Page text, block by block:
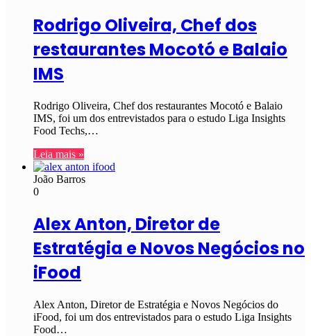
Rodrigo Oliveira, Chef dos
restaurantes Mocotó e Balaio
IMS
Rodrigo Oliveira, Chef dos restaurantes Mocotó e Balaio
IMS, foi um dos entrevistados para o estudo Liga Insights
Food Techs,…
Leia mais »
João Barros
0
Alex Anton, Diretor de
Estratégia e Novos Negócios no
iFood
Alex Anton, Diretor de Estratégia e Novos Negócios do
iFood, foi um dos entrevistados para o estudo Liga Insights
Food…